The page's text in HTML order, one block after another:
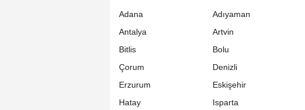
Adana Adıyaman
Antalya
Artvin
Bitlis
Bolu
Çorum
Denizli
Erzurum
Eskişehir
Hatay
Isparta